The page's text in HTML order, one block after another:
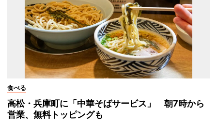
食べる
高松・兵庫町に「中華そばサービス」 朝7時から
営業、無料トッピングも